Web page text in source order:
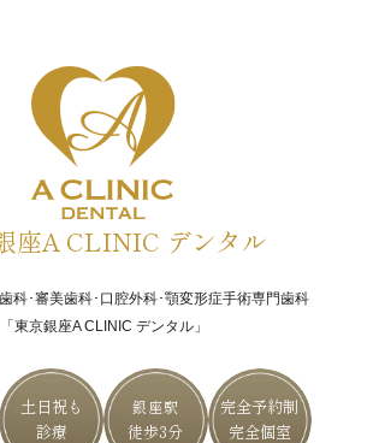
座A CLINIC デンタル
科･審美歯科･口腔外科･顎変形症手術専門歯科
「東京銀座A CLINIC デンタル」
土日祝も
診療
銀座駅
徒歩3分
完全予約制
完全個室